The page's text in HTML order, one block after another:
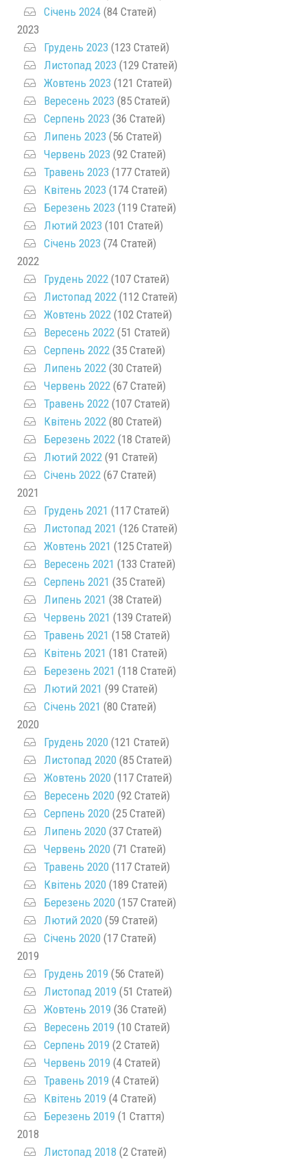
Січень 2024 (84 Статей)
2023
Грудень 2023 (123 Статей)
Листопад 2023 (129 Статей)
Жовтень 2023 (121 Статей)
Вересень 2023 (85 Статей)
Серпень 2023 (36 Статей)
Липень 2023 (56 Статей)
Червень 2023 (92 Статей)
Травень 2023 (177 Статей)
Квітень 2023 (174 Статей)
Березень 2023 (119 Статей)
Лютий 2023 (101 Статей)
Січень 2023 (74 Статей)
2022
Грудень 2022 (107 Статей)
Листопад 2022 (112 Статей)
Жовтень 2022 (102 Статей)
Вересень 2022 (51 Статей)
Серпень 2022 (35 Статей)
Липень 2022 (30 Статей)
Червень 2022 (67 Статей)
Травень 2022 (107 Статей)
Квітень 2022 (80 Статей)
Березень 2022 (18 Статей)
Лютий 2022 (91 Статей)
Січень 2022 (67 Статей)
2021
Грудень 2021 (117 Статей)
Листопад 2021 (126 Статей)
Жовтень 2021 (125 Статей)
Вересень 2021 (133 Статей)
Серпень 2021 (35 Статей)
Липень 2021 (38 Статей)
Червень 2021 (139 Статей)
Травень 2021 (158 Статей)
Квітень 2021 (181 Статей)
Березень 2021 (118 Статей)
Лютий 2021 (99 Статей)
Січень 2021 (80 Статей)
2020
Грудень 2020 (121 Статей)
Листопад 2020 (85 Статей)
Жовтень 2020 (117 Статей)
Вересень 2020 (92 Статей)
Серпень 2020 (25 Статей)
Липень 2020 (37 Статей)
Червень 2020 (71 Статей)
Травень 2020 (117 Статей)
Квітень 2020 (189 Статей)
Березень 2020 (157 Статей)
Лютий 2020 (59 Статей)
Січень 2020 (17 Статей)
2019
Грудень 2019 (56 Статей)
Листопад 2019 (51 Статей)
Жовтень 2019 (36 Статей)
Вересень 2019 (10 Статей)
Серпень 2019 (2 Статей)
Червень 2019 (4 Статей)
Травень 2019 (4 Статей)
Квітень 2019 (4 Статей)
Березень 2019 (1 Стаття)
2018
Листопад 2018 (2 Статей)